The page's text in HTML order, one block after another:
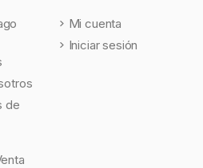
de
Mi cuenta
Iniciar sesión